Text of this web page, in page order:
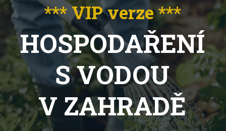
*** VIP verze ***
HOSPODAŘENÍ
S VODOU
V ZAHRADĚ